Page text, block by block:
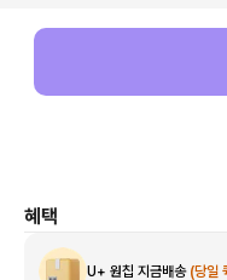
혜택
U+ 원칩 지금배송 (당일